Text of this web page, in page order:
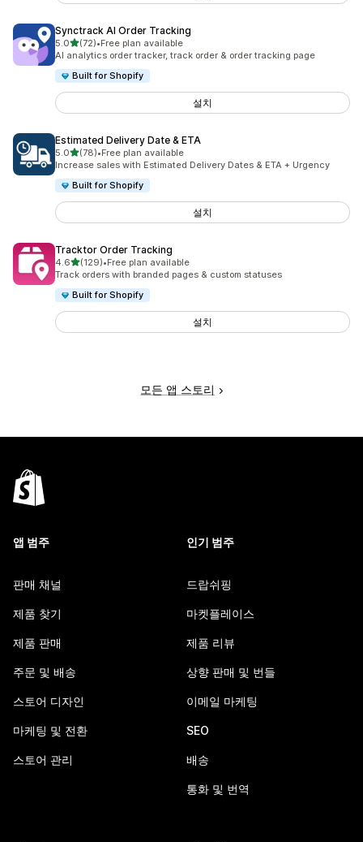
Synctrack AI Order Tracking
5.0별 5개 중
(72)
총 리뷰 72개
•Free plan available
AI analytics order tracker, track order & order tracking page
Built for Shopify
설치
Estimated Delivery Date & ETA
5.0별 5개 중
(78)
총 리뷰 78개
•Free plan available
Increase sales with Estimated Delivery Dates & ETA + Urgency
Built for Shopify
설치
Tracktor Order Tracking
4.6별 5개 중
(129)
총 리뷰 129개
•Free plan available
Track orders with branded pages & custom statuses
Built for Shopify
설치
모든 앱 스토리
앱 범주
판매 채널
제품 찾기
제품 판매
주문 및 배송
스토어 디자인
마케팅 및 전환
스토어 관리
인기 범주
드랍쉬핑
마켓플레이스
제품 리뷰
상향 판매 및 번들
이메일 마케팅
SEO
배송
통화 및 번역